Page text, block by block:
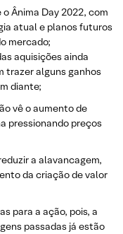
Ânima Day 2022, com
atual e planos futuros
mercado;
aquisições ainda
trazer alguns ganhos
diante;
vê o aumento de
pressionando preços
a alavancagem,
da criação de valor
para a ação, pois, a
passadas já estão